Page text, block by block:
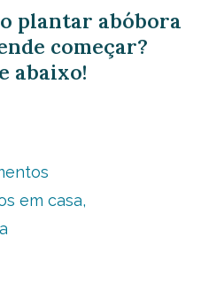
plantar abóbora
começar?
abaixo!
em casa,